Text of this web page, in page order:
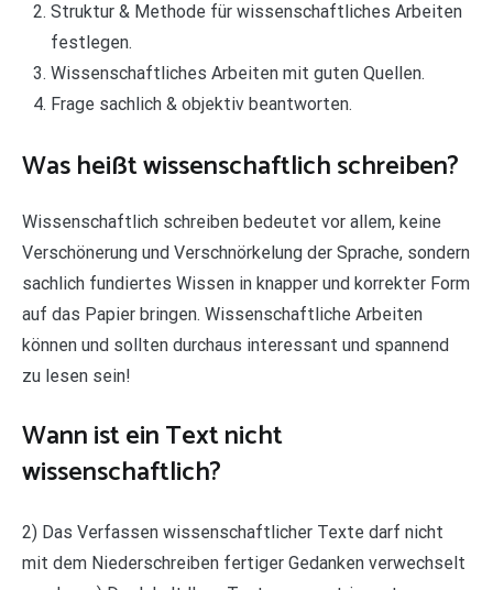
Struktur & Methode für wissenschaftliches Arbeiten
festlegen.
Wissenschaftliches Arbeiten mit guten Quellen.
Frage sachlich & objektiv beantworten.
Was heißt wissenschaftlich schreiben?
Wissenschaftlich schreiben bedeutet vor allem, keine
Verschönerung und Verschnörkelung der Sprache, sondern
sachlich fundiertes Wissen in knapper und korrekter Form
auf das Papier bringen. Wissenschaftliche Arbeiten
können und sollten durchaus interessant und spannend
zu lesen sein!
Wann ist ein Text nicht
wissenschaftlich?
2) Das Verfassen wissenschaftlicher Texte darf nicht
mit dem Niederschreiben fertiger Gedanken verwechselt